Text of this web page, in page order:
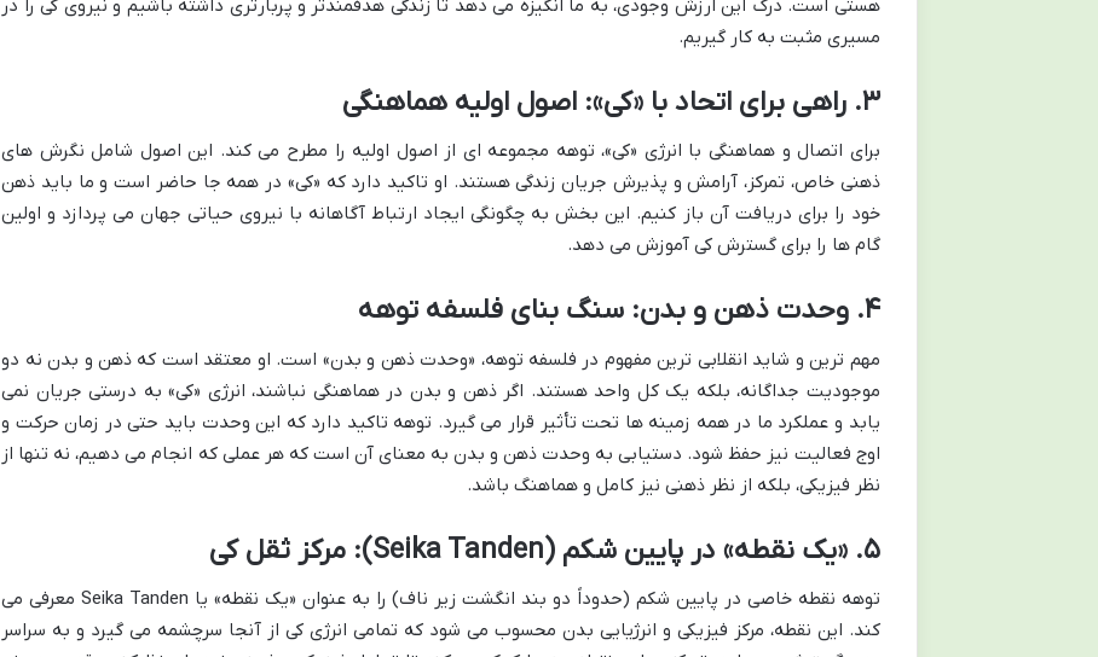
هستی است. درک این ارزش وجودی، به ما انگیزه می دهد تا زندگی هدفمندتر و پربارتری داشته باشیم و نیروی کی را در
مسیری مثبت به کار گیریم.
۳. راهی برای اتحاد با «کی»: اصول اولیه هماهنگی
برای اتصال و هماهنگی با انرژی «کی»، توهه مجموعه ای از اصول اولیه را مطرح می کند. این اصول شامل نگرش های
ذهنی خاص، تمرکز، آرامش و پذیرش جریان زندگی هستند. او تاکید دارد که «کی» در همه جا حاضر است و ما باید ذهن
خود را برای دریافت آن باز کنیم. این بخش به چگونگی ایجاد ارتباط آگاهانه با نیروی حیاتی جهان می پردازد و اولین
گام ها را برای گسترش کی آموزش می دهد.
۴. وحدت ذهن و بدن: سنگ بنای فلسفه توهه
مهم ترین و شاید انقلابی ترین مفهوم در فلسفه توهه، «وحدت ذهن و بدن» است. او معتقد است که ذهن و بدن نه دو
موجودیت جداگانه، بلکه یک کل واحد هستند. اگر ذهن و بدن در هماهنگی نباشند، انرژی «کی» به درستی جریان نمی
یابد و عملکرد ما در همه زمینه ها تحت تأثیر قرار می گیرد. توهه تاکید دارد که این وحدت باید حتی در زمان حرکت و
اوج فعالیت نیز حفظ شود. دستیابی به وحدت ذهن و بدن به معنای آن است که هر عملی که انجام می دهیم، نه تنها از
نظر فیزیکی، بلکه از نظر ذهنی نیز کامل و هماهنگ باشد.
۵. «یک نقطه» در پایین شکم (Seika Tanden): مرکز ثقل کی
توهه نقطه خاصی در پایین شکم (حدوداً دو بند انگشت زیر ناف) را به عنوان «یک نقطه» یا Seika Tanden معرفی می
کند. این نقطه، مرکز فیزیکی و انرژیایی بدن محسوب می شود که تمامی انرژی کی از آنجا سرچشمه می گیرد و به سراسر